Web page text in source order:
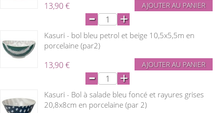
13,90 € AJOUTER AU PANIER
- +
Kasuri - bol bleu petrol et beige 10,5x5,5m en
porcelaine (par2)
13,90 € AJOUTER AU PANIER
- +
Kasuri - Bol à salade bleu foncé et rayures grises
20,8x8cm en porcelaine (par 2)